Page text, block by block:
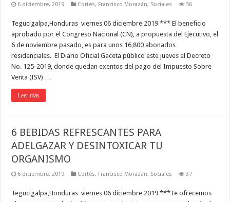
6 diciembre, 2019 Cortés, Francisco Morazán, Sociales 56
Tegucigalpa,Honduras viernes 06 diciembre 2019 *** El beneficio
aprobado por el Congreso Nacional (CN), a propuesta del Ejecutivo, el
6 de noviembre pasado, es para unos 16,800 abonados
residenciales. El Diario Oficial Gaceta público este jueves el Decreto
No. 125-2019, donde quedan exentos del pago del Impuesto Sobre
Venta (ISV) …
Leer más
6 BEBIDAS REFRESCANTES PARA
ADELGAZAR Y DESINTOXICAR TU
ORGANISMO
6 diciembre, 2019 Cortés, Francisco Morazán, Sociales 37
Tegucigalpa,Honduras viernes 06 diciembre 2019 ***Te ofrecemos